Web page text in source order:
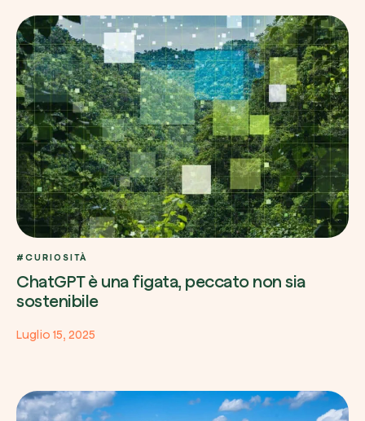
#CURIOSITÀ
ChatGPT è una figata, peccato non sia
sostenibile
Luglio 15, 2025